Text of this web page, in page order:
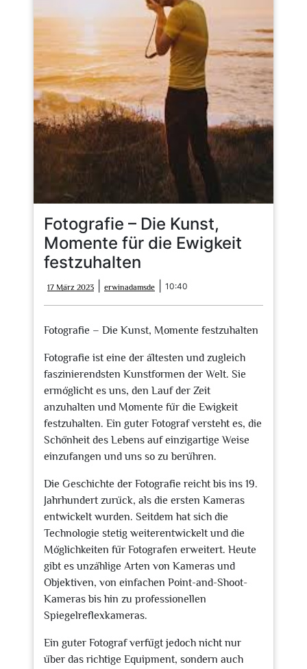
Fotografie – Die Kunst,
Momente für die Ewigkeit
festzuhalten
17 März 2023
März
2023
erwinadamsde erwinadamsde
10:40
Fotografie – Die Kunst, Momente festzuhalten
Fotografie ist eine der ältesten und zugleich
faszinierendsten Kunstformen der Welt. Sie
ermöglicht es uns, den Lauf der Zeit
anzuhalten und Momente für die Ewigkeit
festzuhalten. Ein guter Fotograf versteht es, die
Schönheit des Lebens auf einzigartige Weise
einzufangen und uns so zu berühren.
Die Geschichte der Fotografie reicht bis ins 19.
Jahrhundert zurück, als die ersten Kameras
entwickelt wurden. Seitdem hat sich die
Technologie stetig weiterentwickelt und die
Möglichkeiten für Fotografen erweitert. Heute
gibt es unzählige Arten von Kameras und
Objektiven, von einfachen Point-and-Shoot-
Kameras bis hin zu professionellen
Spiegelreflexkameras.
Ein guter Fotograf verfügt jedoch nicht nur
über das richtige Equipment, sondern auch